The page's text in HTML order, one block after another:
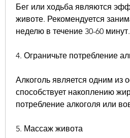
Бег или ходьба являются
животе. Рекомендуется
неделю в течение 30-60 минут.
4. Ограничьте потребление
Алкоголь является одним из
способствует накоплению
потребление алкоголя или
5. Массаж живота